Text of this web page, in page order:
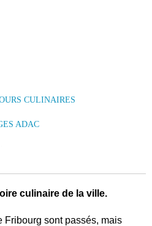
CULINAIRES
ADAC
culinaire de la ville.
Fribourg sont passés, mais